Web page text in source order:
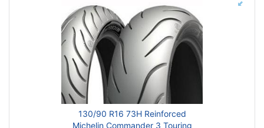
130/90 R16 73H Reinforced
Michelin Commander 3 Touring